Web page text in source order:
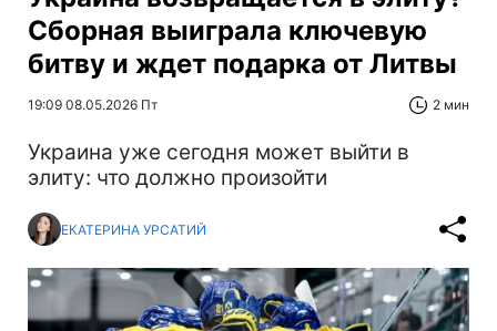
Сборная выиграла ключевую
битву и ждет подарка от Литвы
19:09 08.05.2026 Пт 2 мин
Украина уже сегодня может выйти в
элиту: что должно произойти
ЕКАТЕРИНА УРСАТИЙ